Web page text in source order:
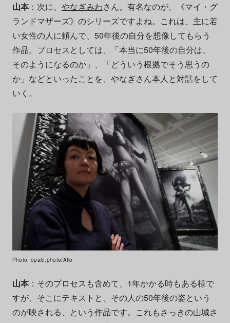
山本：次に、 やなぎみわさん。有名なのが、《マイ・グ
ランドマザーズ》のシリーズですよね。これは、主に若
い女性の人に頼んで、50年後の自分を想像してもらう
作品。プロセスとしては、「本当に50年後の自分は、
そのようになるのか」、「どういう根拠でそう思うの
か」などといったことを、やなぎさん本人と対話をして
いく。
Photo: opale.photo/Aflo
山本：そのプロセスも含めて、1年かかる時もある様で
すが、そこにテキストと、その人の50年後の姿という
のが映される、という作品です。これもさっきの山城さ